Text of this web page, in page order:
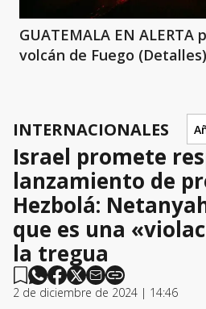
GUATEMALA EN ALERTA
volcán de Fuego (Detalles)
INTERNACIONALES
Israel promete
lanzamiento de
Hezbolá:
que es una
la tregua
2 de diciembre de 2024 | 14:46